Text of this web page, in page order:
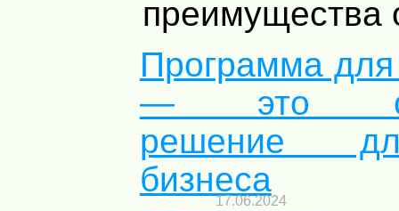
преимущества
Программа для
— это
решение
бизнеса
17.06.2024